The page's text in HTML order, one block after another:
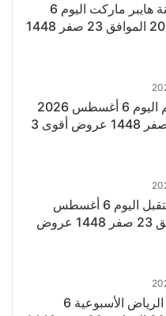
عروض المدينة هايبر ماركت اليوم 6
أغسطس 2026 الموافق 23 صفر 1448
عروض العثيم اليوم 6 أغسطس 2026
الموافق 23 صفر 1448 عروض أقوى 3
عروض المستقبل اليوم 6 أغسطس
2026 الموافق 23 صفر 1448 عروض
عروض نستو الرياض الأسبوعية 6